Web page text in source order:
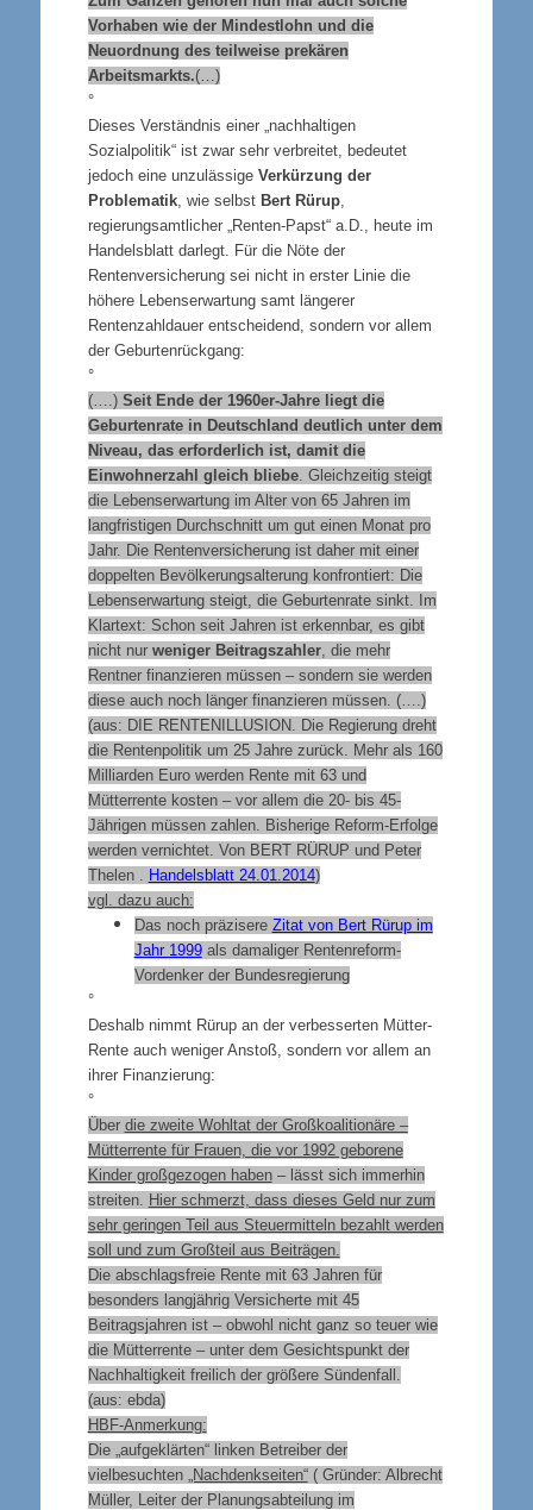
Vorhaben wie der Mindestlohn und die
Neuordnung des teilweise prekären
Arbeitsmarkts.(…)
°
Dieses Verständnis einer „nachhaltigen
Sozialpolitik“ ist zwar sehr verbreitet, bedeutet
jedoch eine unzulässige Verkürzung der
Problematik, wie selbst Bert Rürup,
regierungsamtlicher „Renten-Papst“ a.D., heute im
Handelsblatt darlegt. Für die Nöte der
Rentenversicherung sei nicht in erster Linie die
höhere Lebenserwartung samt längerer
Rentenzahldauer entscheidend, sondern vor allem
der Geburtenrückgang:
°
(….) Seit Ende der 1960er-Jahre liegt die
Geburtenrate in Deutschland deutlich unter dem
Niveau, das erforderlich ist, damit die
Einwohnerzahl gleich bliebe. Gleichzeitig steigt
die Lebenserwartung im Alter von 65 Jahren im
langfristigen Durchschnitt um gut einen Monat pro
Jahr. Die Rentenversicherung ist daher mit einer
doppelten Bevölkerungsalterung konfrontiert: Die
Lebenserwartung steigt, die Geburtenrate sinkt. Im
Klartext: Schon seit Jahren ist erkennbar, es gibt
nicht nur weniger Beitragszahler, die mehr
Rentner finanzieren müssen – sondern sie werden
diese auch noch länger finanzieren müssen. (….)
(aus: DIE RENTENILLUSION. Die Regierung dreht
die Rentenpolitik um 25 Jahre zurück. Mehr als 160
Milliarden Euro werden Rente mit 63 und
Mütterrente kosten – vor allem die 20- bis 45-
Jährigen müssen zahlen. Bisherige Reform-Erfolge
werden vernichtet. Von BERT RÜRUP und Peter
Thelen . Handelsblatt 24.01.2014)
vgl. dazu auch:
Das noch präzisere Zitat von Bert Rürup im
Jahr 1999als damaliger Rentenreform-
Vordenker der Bundesregierung
°
Deshalb nimmt Rürup an der verbesserten Mütter-
Rente auch weniger Anstoß, sondern vor allem an
ihrer Finanzierung:
°
Über die zweite Wohltat der Großkoalitionäre –
Mütterrente für Frauen, die vor 1992 geborene
Kinder großgezogen haben– lässt sich immerhin
streiten. Hier schmerzt, dass dieses Geld nur zum
sehr geringen Teil aus Steuermitteln bezahlt werden
soll und zum Großteil aus Beiträgen.
Die abschlagsfreie Rente mit 63 Jahren für
besonders langjährig Versicherte mit 45
Beitragsjahren ist – obwohl nicht ganz so teuer wie
die Mütterrente – unter dem Gesichtspunkt der
Nachhaltigkeit freilich der größere Sündenfall.
(aus: ebda)
HBF-Anmerkung:
Die „aufgeklärten“ linken Betreiber der
vielbesuchten „Nachdenkseiten“( Gründer: Albrecht
Müller, Leiter der Planungsabteilung im